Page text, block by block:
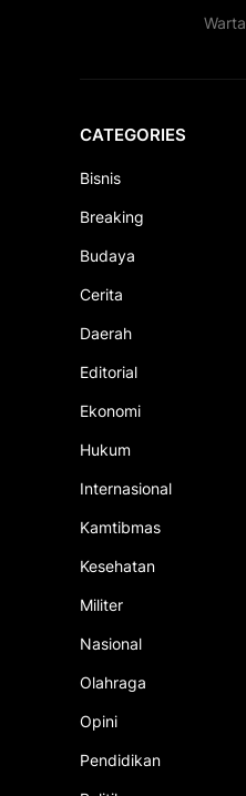
CATEGORIES
Bisnis
Breaking
Budaya
Cerita
Daerah
Editorial
Ekonomi
Hukum
Internasional
Kamtibmas
Kesehatan
Militer
Nasional
Olahraga
Opini
Pendidikan